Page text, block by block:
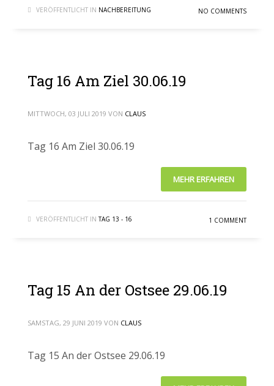
VERÖFFENTLICHT IN NACHBEREITUNG NO COMMENTS
Tag 16 Am Ziel 30.06.19
MITTWOCH, 03 JULI 2019 VON CLAUS
Tag 16 Am Ziel 30.06.19
MEHR ERFAHREN
VERÖFFENTLICHT IN TAG 13 - 16 1 COMMENT
Tag 15 An der Ostsee 29.06.19
SAMSTAG, 29 JUNI 2019 VON CLAUS
Tag 15 An der Ostsee 29.06.19